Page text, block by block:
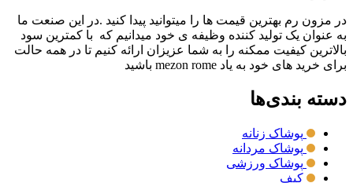
در مزون رم بهترین قیمت ها را میتوانید پیدا کنید .در این صنعت ما
به عنوان یک تولید کننده وظیفه ی خود میدانیم که با کمترین سود
بالاترین کیفیت ممکنه را به شما عزیزان ارائه کنیم تا در همه حالت
برای خرید های خود به یاد mezon rome باشید
دسته بندی‌ها
پوشاک زنانه
پوشاک مردانه
پوشاک ورزشی
کیف